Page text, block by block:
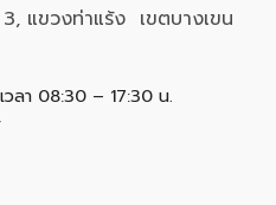
แขวงท่าแร้ง เขตบางเขน
ลา 08:30 – 17:30 น.